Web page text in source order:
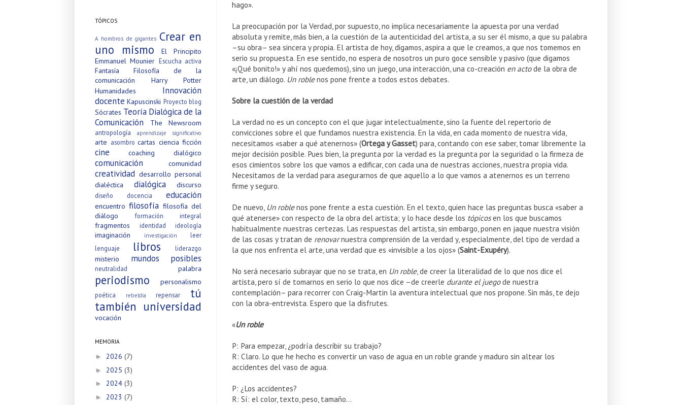
hago».
La preocupación por la Verdad, por supuesto, no implica necesariamente la apuesta por una verdad
absoluta y remite, más bien, a la cuestión de la autenticidad del artista, a su ser él mismo, a que su palabra
–su obra– sea sincera y propia. El artista de hoy, digamos, aspira a que le creamos, a que nos tomemos en
serio su propuesta. En ese sentido, no espera de nosotros un puro goce sensible y pasivo (que digamos
«¡Qué bonito!» y ahí nos quedemos), sino un juego, una interacción, una co-creación en actode la obra de
arte, un diálogo. Un roblenos pone frente a todos estos debates.
Sobre la cuestión de la verdad
La verdad no es un concepto con el que jugar intelectualmente, sino la fuente del repertorio de
convicciones sobre el que fundamos nuestra existencia. En la vida, en cada momento de nuestra vida,
necesitamos «saber a qué atenernos» (Ortega y Gasset) para, contando con ese saber, tomar libremente la
mejor decisión posible. Pues bien, la pregunta por la verdad es la pregunta por la seguridad o la firmeza de
esos cimientos sobre los que vamos a edificar, con cada una de nuestras acciones, nuestra propia vida.
Necesitamos de la verdad para asegurarnos de que aquello a lo que vamos a atenernos es un terreno
firme y seguro.
De nuevo, Un roblenos pone frente a esta cuestión. En el texto, quien hace las preguntas busca «saber a
qué atenerse» con respecto de la obra del artista; y lo hace desde los tópicosen los que buscamos
habitualmente nuestras certezas. Las respuestas del artista, sin embargo, ponen en jaque nuestra visión
de las cosas y tratan de renovarnuestra comprensión de la verdad y, especialmente, del tipo de verdad a
la que nos enfrenta el arte, una verdad que es «invisible a los ojos» (Saint-Exupéry).
No será necesario subrayar que no se trata, en Un roble, de creer la literalidad de lo que nos dice el
artista, pero sí de tomarnos en serio lo que nos dice –de creerle durante el juegode nuestra
contemplación– para recorrer con Craig-Martin la aventura intelectual que nos propone. Sin más, te dejo
con la obra-entrevista. Espero que la disfrutes.
«Un roble
P: Para empezar, ¿podría describir su trabajo?
R: Claro. Lo que he hecho es convertir un vaso de agua en un roble grande y maduro sin altear los
accidentes del vaso de agua.
P: ¿Los accidentes?
R: Sí: el color, texto, peso, tamaño…
TÓPICOS
A hombros de gigantes Crear en
uno mismo
El Principito
Emmanuel Mounier Escucha activa
Fantasía
Filosofía de la
comunicación
Harry Potter
Humanidades
Innovación
docente Kapuscinski Proyecto blog
Sócrates Teoría Dialógica de la
Comunicación
The Newsroom
antropología aprendizaje significativo
arte asombro cartas ciencia ficción
cine coaching dialógico
comunicación comunidad
creatividad desarrollo personal
dialéctica
dialógica discurso
diseño docencia educación
encuentro filosofía filosofía del
diálogo
formación integral
fragmentos identidad ideología
imaginación investigación
leer
lenguaje
libros liderazgo
misterio mundos posibles
neutralidad palabra
periodismo personalismo
poética rebeldía repensar
tú
también universidad
vocación
MEMORIA
► 2026 (7)
► 2025 (3)
► 2024 (3)
► 2023 (7)